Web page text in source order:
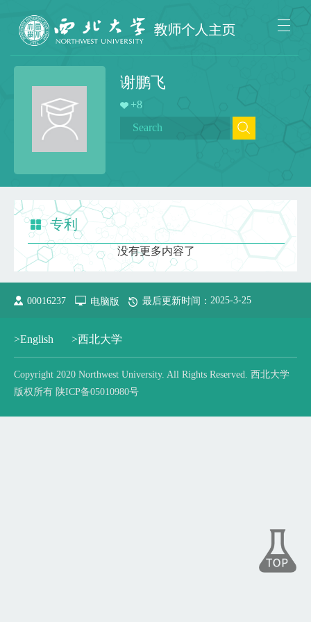
谢鹏飞
+8
专利
没有更多内容了
00016237 电脑版 最后更新时间： 2025-3-25
>English >西北大学
Copyright 2020 Northwest University. All Rights Reserved. 西北大学
版权所有 陕ICP备05010980号